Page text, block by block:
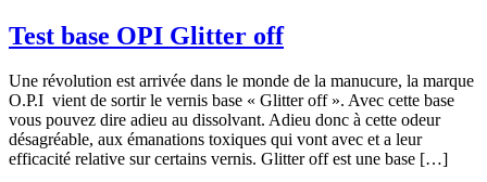
Test base OPI Glitter off
Une révolution est arrivée dans le monde de la manucure, la marque
O.P.I vient de sortir le vernis base « Glitter off ». Avec cette base
vous pouvez dire adieu au dissolvant. Adieu donc à cette odeur
désagréable, aux émanations toxiques qui vont avec et a leur
efficacité relative sur certains vernis. Glitter off est une base […]